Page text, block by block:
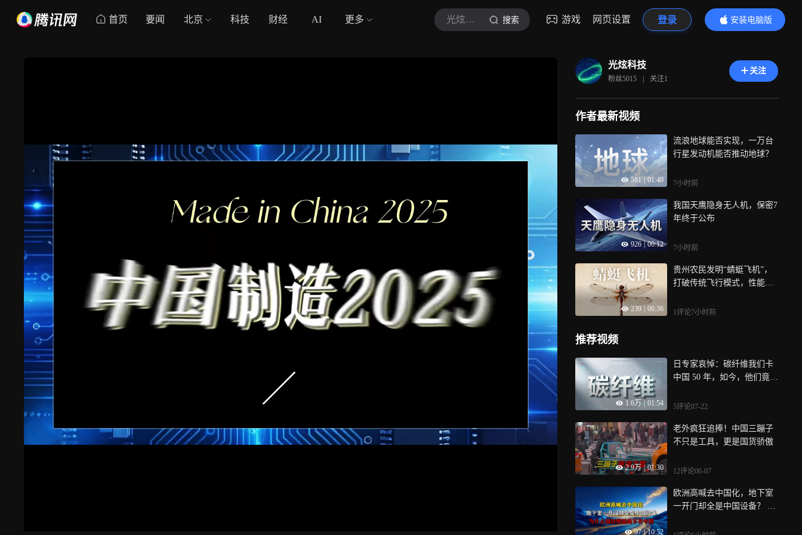
首页 要闻 北京 科技 财经 AI 更多 光炫科技 搜索 游戏 网页设置 登录
安装电脑版
内容更精彩
光炫科技
粉丝5015 | 关注1
关注
作者最新视频
581 01:40
流浪地球能否实现，一万台
行星发动机能否推动地球？
7小时前
926 | 00:12
我国天鹰隐身无人机，保密7
年终于公布
7小时前
239 06:36
贵州农民发明“蜻蜓飞机”，
打破传统飞行模式，性能领
1评论7小时前
推荐视频
1.6万 01:54
日专家哀悼：碳纤维我们卡
中国 50 年，如今，他们竟卖
5评论07-22
2.9万 | 01:30
老外疯狂追捧！中国三蹦子
不只是工具，更是国货骄傲
12评论06-07
97 | 10:52
欧洲高喊去中国化，地下室
一开门却全是中国设备？ 全
越离不开中国